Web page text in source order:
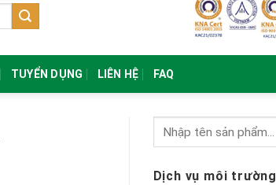
TUYỂN DỤNG LIÊN HỆ FAQ
Dịch vụ môi trường